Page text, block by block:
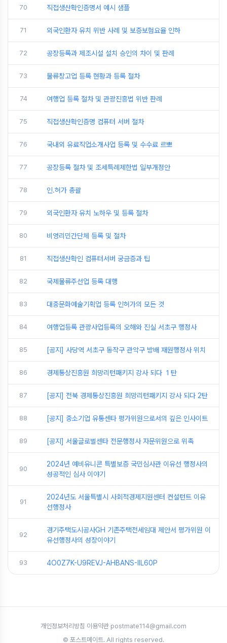
70 직접생산확인증명서 예시 샘플
71 외국인환자 유치 위반 사례 및 보증보험요율 인하
72 공장등록과 제조시설 설치 승인의 차이 및 판례
73 물류창고업 등록 현황과 등록 절차
74 여행업 등록 절차 및 관광진흥법 위반 판례
75 직접생산확인증명 컴퓨터 서버 절차
76 국내외 유료직업소개사업 등록 및 수수료 르뽀
77 공장등록 절차 및 조세특례제한법 일부개정안
78 인.허가 총괄
79 외국인환자 유치 노하우 및 등록 절차
80 비영리민간단체 등록 및 절차
81 직접생산확인 컴퓨터서버 궁금증과 팁
82 국제물류주선업 등록 대행
83 대중문화예술기획업 등록 인허가의 모든 것
84 여행업등록 관광사업등록의 오해와 진실 서초구 행정사
85 [공지] 사당역 서초구 동작구 관악구 방배 재원행정사 위치
86 경제통상진흥원 희망리턴패키지 강사 되다 １탄
87 [공지] 전북 경제통상진흥원 희망리턴패키지 강사 되다 2탄
88 [공지] 중소기업 유통센타 평가위원으로서의 깊은 인사이트
89 [공지] 서울글로벌센타 전문행정사 자문위원으로 위촉
90
2024년 예비유니콘 특별보증 국민심사관 이유선 행정사의
성공적인 심사 이야기
91
2024년도 서울특별시 사회적경제지원센터 컨설턴트 이유
선행정사
92
경기주택도시공사GH 기존주택전세임대 제안서 평가위원 이
유선행정사의 성장이야기
93 4O0Z7K-U9REVJ-AHBANS-IIL60P
개인정보처리방침 ·이용약관·postmate114@gmail.com
© 포스트메이트. All rights reserved.